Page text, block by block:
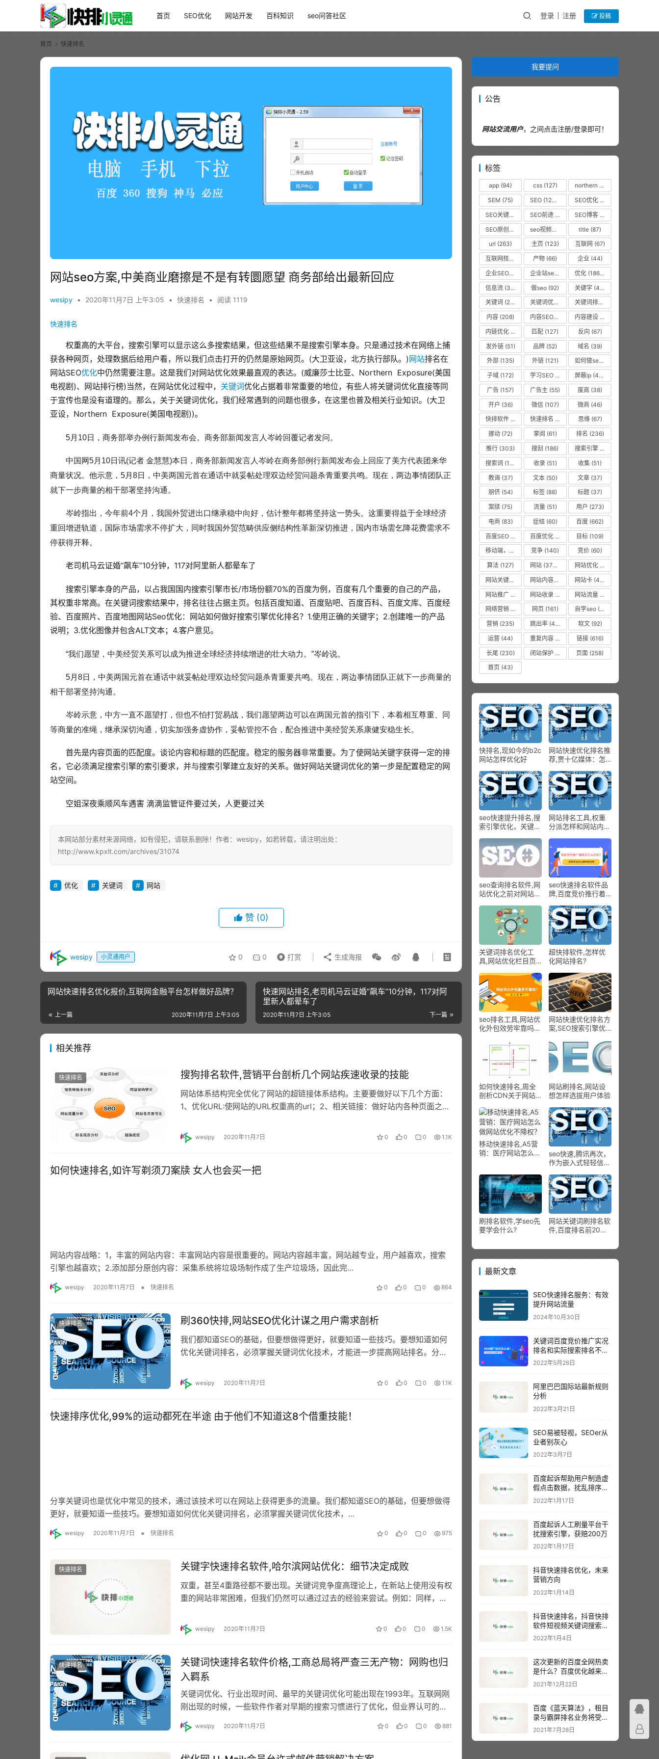
首页 SEO优化 网站开发 百科知识 seo问答社区 登录 注册 投稿
首页 快速排名
网站seo方案,中美商业磨擦是不是有转圜愿望 商务部给出最新回应
wesipy • 2020年11月7日 上午3:05 • 快速排名 • 阅读 1119
快速排名
权重高的大平台，搜索引擎可以显示这么多搜索结果，但这些结果不是搜索引擎本身。只是通过技术在网络上捕
获各种网页，处理数据后给用户看，所以我们点击打开的仍然是原始网页。(大卫亚设，北方执行部队。) 网站排名在
网站SEO优化中仍然需要注意。这是我们对网站优化效果最直观的表达。(威廉莎士比亚、Northern  Exposure(美国
电视剧)、网站排行榜)当然，在网站优化过程中， 关键词优化占据着非常重要的地位，有些人将关键词优化直接等同
于宣传也是没有道理的。那么，关于关键词优化，我们经常遇到的问题也很多，在这里也普及相关行业知识。(大卫
亚设，Northern  Exposure(美国电视剧))。
5月10日，商务部举办例行新闻发布会。商务部新闻发言人岑岭回覆记者发问。
中国网5月10日讯(记者 金慧慧)本日，商务部新闻发言人岑岭在商务部例行新闻发布会上回应了美方代表团来华
商量状况。他示意，5月8日，中美两国元首在通话中就妥帖处理双边经贸问题杀青重要共鸣。现在，两边事情团队正
就下一步商量的相干部署坚持沟通。
岑岭指出，今年前4个月，我国外贸进出口继承稳中向好，估计整年都将坚持这一势头。这重要得益于全球经济
重回增进轨道，国际市场需求不停扩大，同时我国外贸范畴供应侧结构性革新深切推进，国内市场需乞降花费需求不
停获得开释。
老司机马云证婚“飙车”10分钟，117对阿里新人都晕车了
搜索引擎本身的产品，以占我国国内搜索引擎市长/市场份额70%的百度为例，百度有几个重要的自己的产品，
其权重非常高。在关键词搜索结果中，排名往往占据主页。包括百度知道、百度贴吧、百度百科、百度文库、百度经
验、百度照片、百度地图网站Seo优化：网站如何做好搜索引擎优化排名？1.使用正确的关键字；2.创建唯一的产品
说明；3.优化图像并包含ALT文本；4.客户意见。
“我们愿望，中美经贸关系可以成为推进全球经济持续增进的壮大动力。”岑岭说。
5月8日，中美两国元首在通话中就妥帖处理双边经贸问题杀青重要共鸣。现在，两边事情团队正就下一步商量的
相干部署坚持沟通。
岑岭示意，中方一直不愿望打，但也不怕打贸易战，我们愿望两边可以在两国元首的指引下，本着相互尊重、同
等商量的准绳，继承深切沟通，切实加强务虚协作，妥帖管控不合，配合推进中美经贸关系康健安稳生长。
首先是内容页面的匹配度。谈论内容和标题的匹配度。稳定的服务器非常重要。为了使网站关键字获得一定的排
名，它必须满足搜索引擎的索引要求，并与搜索引擎建立友好的关系。做好网站关键词优化的第一步是配置稳定的网
站空间。
空姐深夜乘顺风车遇害 滴滴监管证件要过关，人更要过关
本网站部分素材来源网络，如有侵犯，请联系删除！作者：wesipy，如若转载，请注明出处：
http://www.kpxlt.com/archives/31074
优化 关键词 网站
赞 (0)
wesipy 小灵通用户 0 0 打赏 生成海报
网站快速排名优化报价,互联网金融平台怎样做好品牌？
上一篇 2020年11月7日 上午3:05
快速网站排名,老司机马云证婚“飙车”10分钟，117对阿
里新人都晕车了
下一篇
2020年11月7日 上午3:05
相关推荐
快速排名 搜狗排名软件,营销平台剖析几个网站疾速收录的技能
网站体系结构完全优化了网站的超链接体系结构。主要要做好以下几个方面：
1、优化URL:使网站的URL权重高的url；2、相关链接：做好站内各种页面之间
wesipy 2020年11月7日 0 0 0 1.1K
如何快速排名,如许写剃须刀案牍 女人也会买一把
网站内容战略：1，丰富的网站内容：丰富网站内容是很重要的。网站内容越丰富，网站越专业，用户越喜欢，搜索
引擎也越喜欢；2.添加部分原创内容：采集系统将垃圾场制作成了生产垃圾场，因此完…
wesipy 2020年11月7日 • 快速排名 0 0 0 864
快速排名 刷360快排,网站SEO优化计谋之用户需求剖析
我们都知道SEO的基础，但要想做得更好，就要知道一些技巧。要想知道如何
优化关键词排名，必须掌握关键词优化技术，才能进一步提高网站排名。分享
wesipy 2020年11月7日 0 0 0 1.1K
快速排序优化,99%的运动都死在半途 由于他们不知道这8个借重技能！
分享关键词也是优化中常见的技术，通过该技术可以在网站上获得更多的流量。我们都知道SEO的基础，但要想做得
更好，就要知道一些技巧。要想知道如何优化关键词排名，必须掌握关键词优化技术，…
wesipy 2020年11月7日 • 快速排名 0 0 0 975
快速排名 关键字快速排名软件,哈尔滨网站优化：细节决定成败
双重，甚至4重路径都不要出现。关键词竞争度高理论上，在新站上使用没有权
重的网站非常困难，但我们仍然可以通过过去的经验来尝试。例如：同样，在
wesipy 2020年11月7日 0 0 0 1.5K
快速排名
关键词快速排名软件价格,工商总局将严查三无产物：网购也归
入羁系
关键词优化、行业出现时间、最早的关键词优化可能出现在1993年。互联网刚
刚出现的时候，一些软件作者对早期的搜索习惯进行了优化，但业界认可的时
间是21世纪初。随着两个主要搜索引擎巨头…
wesipy 2020年11月7日 0 0 0 881
我要提问
公告
网站交流用户，之间点击注册/登录即可！
标签
app (94) css(127) northern
SEM (75) SEO (12320) SEO优化
SEO关键词
SEO前途 SEO博客
SEO原创文章
(63) seo视频教程 title (87)
url (263) 主页(123) 互联网 (67)
互联网技术从业者
(55)
产物 (66) 企业(44)
企业SEO培训
(48) 企业站seo(35) 优化 (1866)
信息流 (37) 做seo (92) 关键字 (468)
关键词 (2010) 关键词优化 关键词排名
内容 (208) 内容SEO优化 (70)内容建设
内链优化
匹配 (127) 反向 (67)
发外链(51) 品牌 (52) 域名 (39)
外部(135) 外链(121) 如何做seo优化
子域 (172) 学习SEO 屏蔽ip (475)
广告 (157) 广告主 (55) 度高 (38)
开户 (36) 微信(107) 微商 (46)
快排软件
快速排名 思维(67)
挪动 (72) 掌阅 (61) 排名 (236)
推行 (303) 搜刮 (186) 搜索引擎
搜索词 (156) 收录(51) 收集 (51)
教诲(37) 文本(50) 文章 (37)
朋侪(54) 标签 (88) 标题 (37)
案牍 (75) 流量(51) 用户 (273)
电商(83) 症结(60) 百度 (662)
百度SEO
百度优化 目标 (109)
移动端，seo优化
(475)
竞争 (140) 竞价 (60)
算法 (127) 网站 (3750) 网站优化
网站关键词
网站内容更新 (36)网站卡 (475)
网站推广
网站收录 网站流量
网络营销
网页(161) 自学seo (50)
营销 (235) 跳出率 (479) 软文(92)
运营 (44) 重复内容 链接(616)
长尾 (230) 闭站保护 页面 (258)
首页 (43)
快排名,现如今的b2c
网站怎样优化好
网站快速优化排名推
荐,贾十亿媒体：怎
化？怎样关键词排名
的主页？
seo快速提升排名,搜
索引擎优化，关键词
网站排名工具,权重
分派怎样和网站内部
seo查询排名软件,网
站优化之前对网站有
seo快速排名软件品
牌,百度竞价推行着
要领能够提拔转化率
关键词排名优化工
具,网站优化栏目页
超快排软件,怎样优
化网站排名?
seo排名工具,网站优
化外包效劳牢靠吗？
网站快速优化排名方
案,SEO搜索引擎优
络营销中心妙技
如何快速排名,周全
剖析CDN关于网站
问题
网站刷排名,网站设
想怎样选拔用户体验
移动快速排名,A5营
销：医疗网站怎么做
seo快速,腾讯再次，
作为嵌入式轻轻信的
刷排名软件,学seo先
要学会什么?
网站关键词刷排名软
件,百度排名前20名
领
最新文章
SEO快速排名服务：有效
提升网站流量
2024年10月30日
关键词百度竞价推广实况
排名和实际搜索排名不一
样？以哪个为准呢？
2022年5月26日
阿里巴巴国际站最新规则
分析
2022年3月21日
SEO易被轻视，SEOer从
业者别灰心
2022年3月7日
百度起诉帮助用户制造虚
假点击数据，扰乱排序结
果。
2022年1月17日
百度起诉人工刷量平台干
扰搜索引擎，获赔200万
2022年1月17日
抖音快速排名优化，未来
营销方向
2022年1月14日
抖音快速排名，抖音快排
软件短视频关键词搜索排
名
2022年1月4日
这次更新的百度全网热卖
是什么？百度优化越来越
难？
2021年12月22日
百度《蓝天算法》，租目
录与霸屏排名业务将受到
主要影响
2021年7月28日